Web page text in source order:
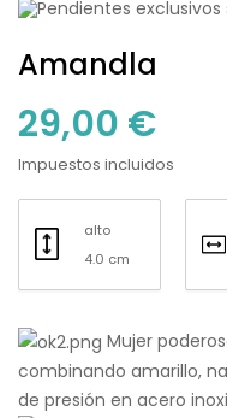
Amandla
29,00 €
Impuestos incluidos
alto
4.0 cm
Mujer
combinando amarillo,
de presión en acero